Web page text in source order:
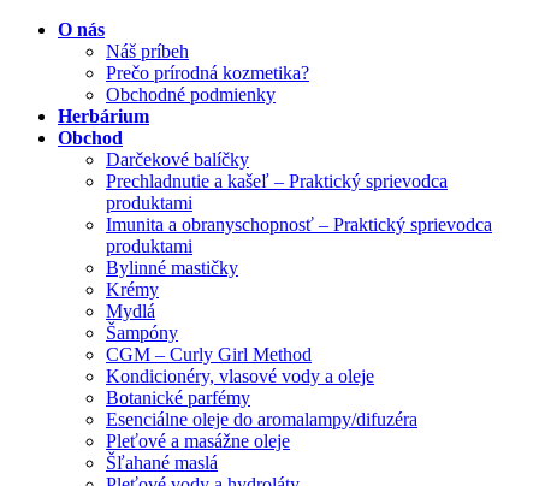
O nás
Náš príbeh
Prečo prírodná kozmetika?
Obchodné podmienky
Herbárium
Obchod
Darčekové balíčky
Prechladnutie a kašeľ – Praktický sprievodca
produktami
Imunita a obranyschopnosť – Praktický sprievodca
produktami
Bylinné mastičky
Krémy
Mydlá
Šampóny
CGM – Curly Girl Method
Kondicionéry, vlasové vody a oleje
Botanické parfémy
Esenciálne oleje do aromalampy/difuzéra
Pleťové a masážne oleje
Šľahané maslá